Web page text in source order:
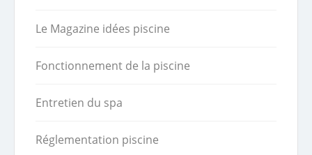
Le Magazine idées piscine
Fonctionnement de la piscine
Entretien du spa
Réglementation piscine